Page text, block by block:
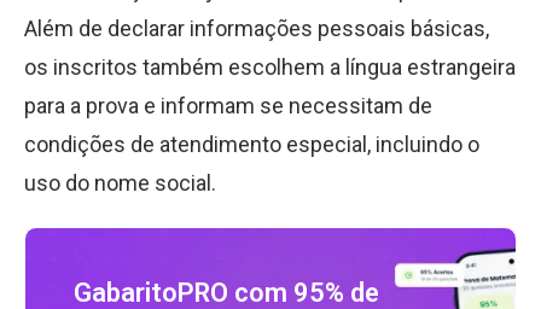
Além de declarar informações pessoais básicas,
os inscritos também escolhem a língua estrangeira
para a prova e informam se necessitam de
condições de atendimento especial, incluindo o
uso do nome social.
GabaritoPRO com 95% de